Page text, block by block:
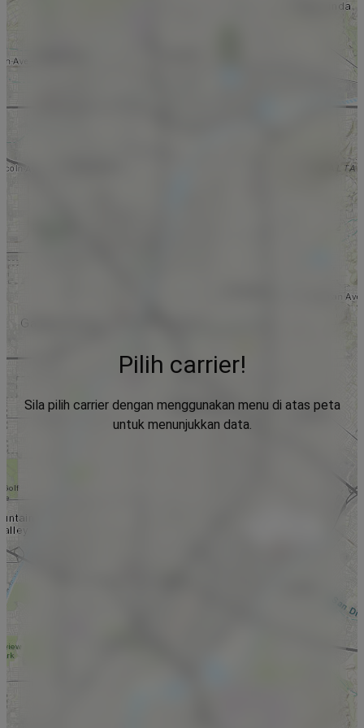
Pilih carrier!
Sila pilih carrier dengan menggunakan menu di atas peta
untuk menunjukkan data.